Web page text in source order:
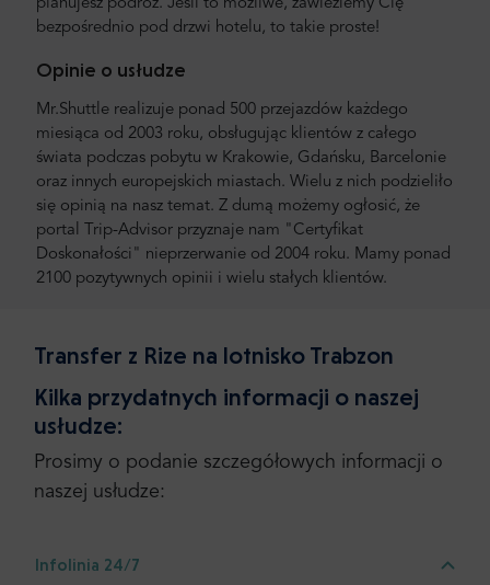
planujesz podróż. Jeśli to możliwe, zawieziemy Cię
bezpośrednio pod drzwi hotelu, to takie proste!
Opinie o usłudze
Mr.Shuttle realizuje ponad 500 przejazdów każdego
miesiąca od 2003 roku, obsługując klientów z całego
świata podczas pobytu w Krakowie, Gdańsku, Barcelonie
oraz innych europejskich miastach. Wielu z nich podzieliło
się opinią na nasz temat. Z dumą możemy ogłosić, że
portal Trip-Advisor przyznaje nam "Certyfikat
Doskonałości" nieprzerwanie od 2004 roku. Mamy ponad
2100 pozytywnych opinii i wielu stałych klientów.
Transfer z Rize na lotnisko Trabzon
Kilka przydatnych informacji o naszej
usłudze:
Prosimy o podanie szczegółowych informacji o
naszej usłudze:
Infolinia 24/7